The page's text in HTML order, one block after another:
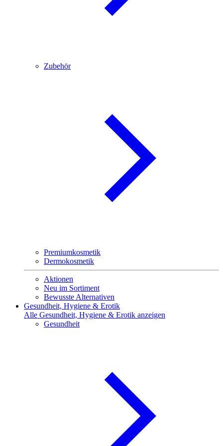
Zubehör
Premiumkosmetik
Dermokosmetik
Aktionen
Neu im Sortiment
Bewusste Alternativen
Gesundheit, Hygiene & Erotik
Alle Gesundheit, Hygiene & Erotik anzeigen
Gesundheit